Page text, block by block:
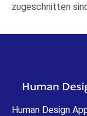
zugeschnitten
Human Design